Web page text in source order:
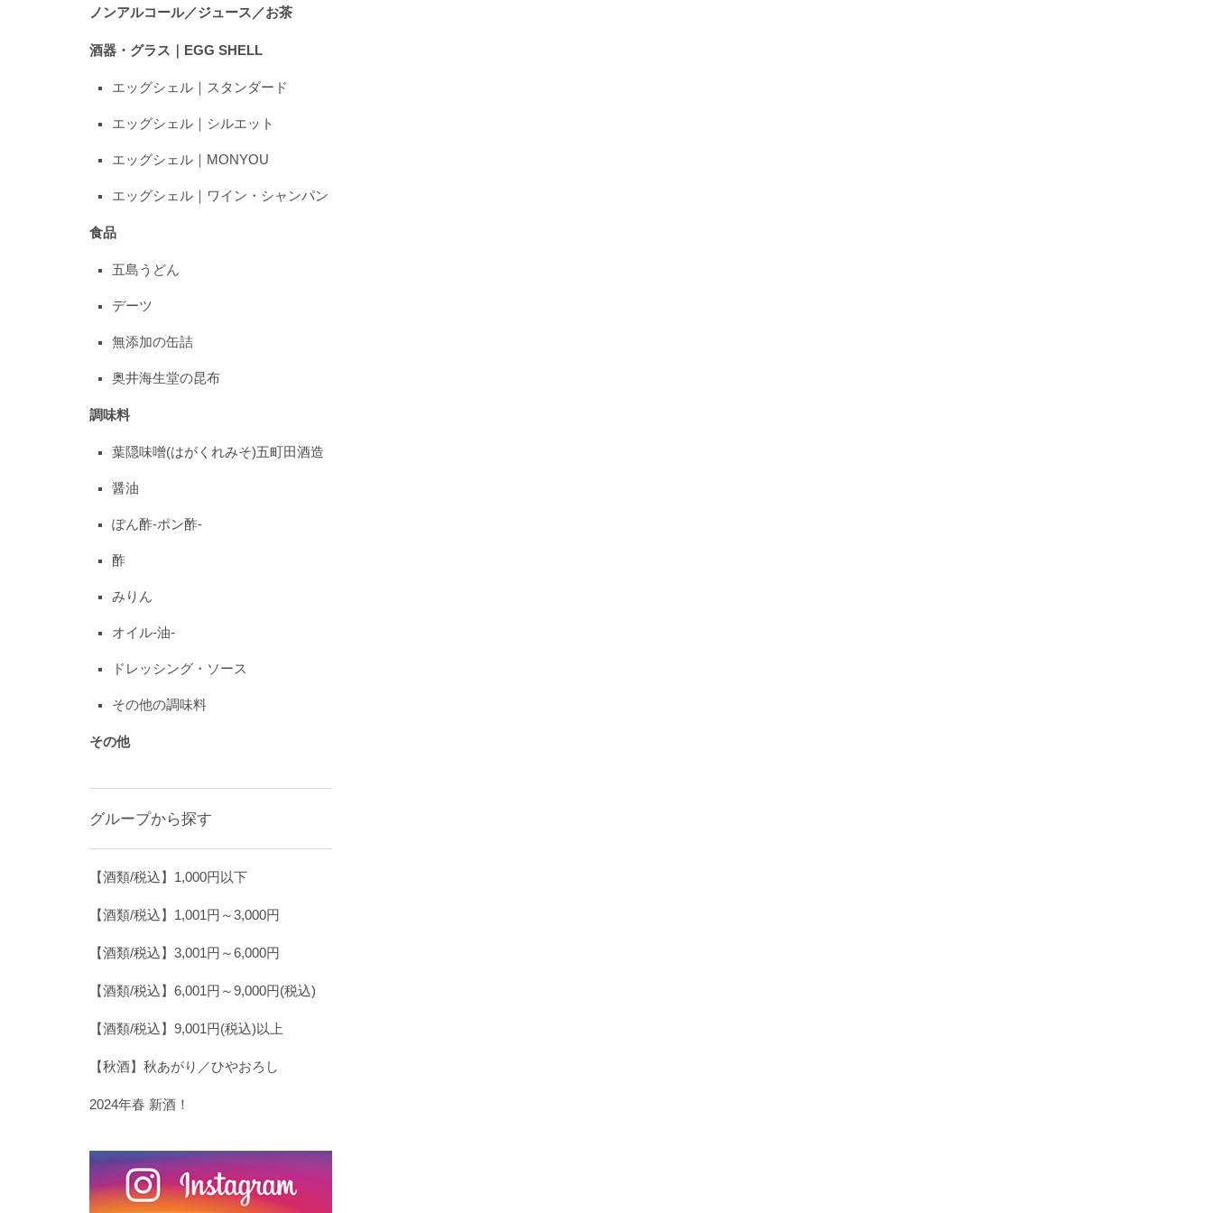
ノンアルコール／ジュース／お茶
酒器・グラス｜EGG SHELL
エッグシェル｜スタンダード
エッグシェル｜シルエット
エッグシェル｜MONYOU
エッグシェル｜ワイン・シャンパン
食品
五島うどん
デーツ
無添加の缶詰
奥井海生堂の昆布
調味料
葉隠味噌(はがくれみそ)五町田酒造
醤油
ぽん酢-ポン酢-
酢
みりん
オイル-油-
ドレッシング・ソース
その他の調味料
その他
グループから探す
【酒類/税込】1,000円以下
【酒類/税込】1,001円～3,000円
【酒類/税込】3,001円～6,000円
【酒類/税込】6,001円～9,000円(税込)
【酒類/税込】9,001円(税込)以上
【秋酒】秋あがり／ひやおろし
2024年春 新酒！